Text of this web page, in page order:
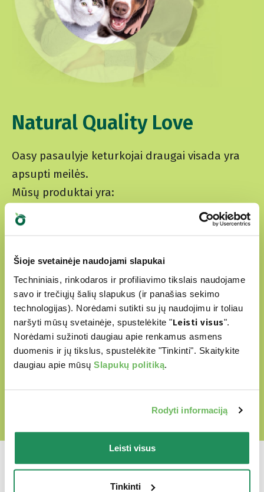
Šioje svetainėje naudojami slapukai
Techniniais, rinkodaros ir profiliavimo tikslais naudojame
savo ir trečiųjų šalių slapukus (ir panašias sekimo
technologijas). Norėdami sutikti su jų naudojimu ir toliau
naršyti mūsų svetainėje, spustelėkite "Leisti visus".
Norėdami sužinoti daugiau apie renkamus asmens
duomenis ir jų tikslus, spustelėkite "Tinkinti". Skaitykite
daugiau apie mūsų Slapukų politiką
Rodyti informaciją
Leisti visus
Tinkinti
Natural Quality Love
Oasy pasaulyje keturkojai draugai visada yra
apsupti meilės.
Mūsų produktai yra:
paruošti iš krupščiai atrinktų natūralių
be GMO ir sojų
Be žiauraus elgesio su gyvūnais
ATRSAKITE MŪSŲ MEILĖS PASAULĮ